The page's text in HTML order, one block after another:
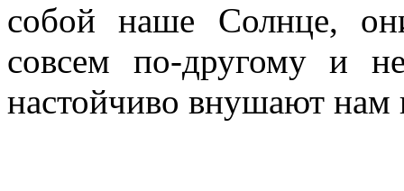
собой наше Солнце,
совсем по-другому и
настойчиво внушают нам